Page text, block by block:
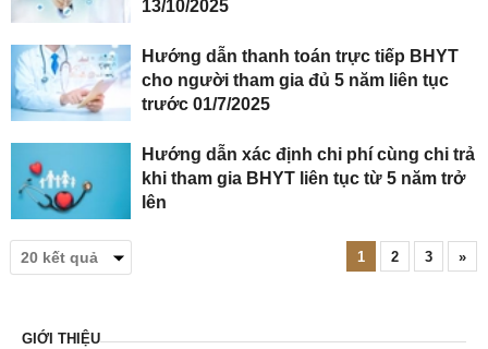
13/10/2025
Hướng dẫn thanh toán trực tiếp BHYT
cho người tham gia đủ 5 năm liên tục
trước 01/7/2025
Hướng dẫn xác định chi phí cùng chi trả
khi tham gia BHYT liên tục từ 5 năm trở
lên
1 2 3 »
GIỚI THIỆU